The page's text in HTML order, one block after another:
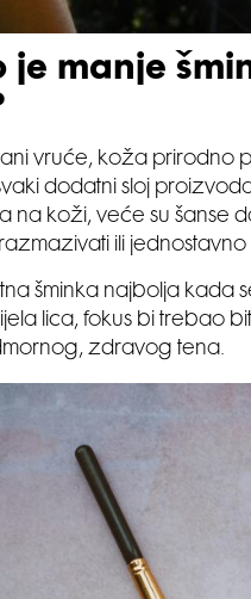
je manje
vruće, koža prirodno
dodatni sloj
na koži, veće su šanse
ili jednostavno
šminka najbolja kada
lica, fokus bi trebao
zdravog tena.